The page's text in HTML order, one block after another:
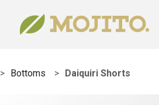
Bottoms Daiquiri Shorts